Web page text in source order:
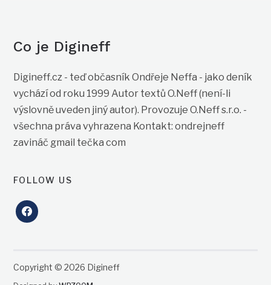
Co je Digineff
Digineff.cz - teď občasník Ondřeje Neffa - jako deník
vychází od roku 1999 Autor textů O.Neff (není-li
výslovně uveden jiný autor). Provozuje O.Neff s.r.o. -
všechna práva vyhrazena Kontakt: ondrejneff
zavináč gmail tečka com
FOLLOW US
facebook
Copyright © 2026 Digineff